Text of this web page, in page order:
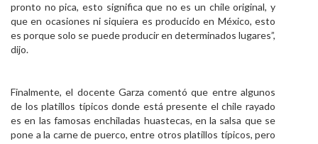
pronto no pica, esto significa que no es un chile original, y
que en ocasiones ni siquiera es producido en México, esto
es porque solo se puede producir en determinados lugares”,
dijo.
Finalmente, el docente Garza comentó que entre algunos
de los platillos típicos donde está presente el chile rayado
es en las famosas enchiladas huastecas, en la salsa que se
pone a la carne de puerco, entre otros platillos típicos, pero